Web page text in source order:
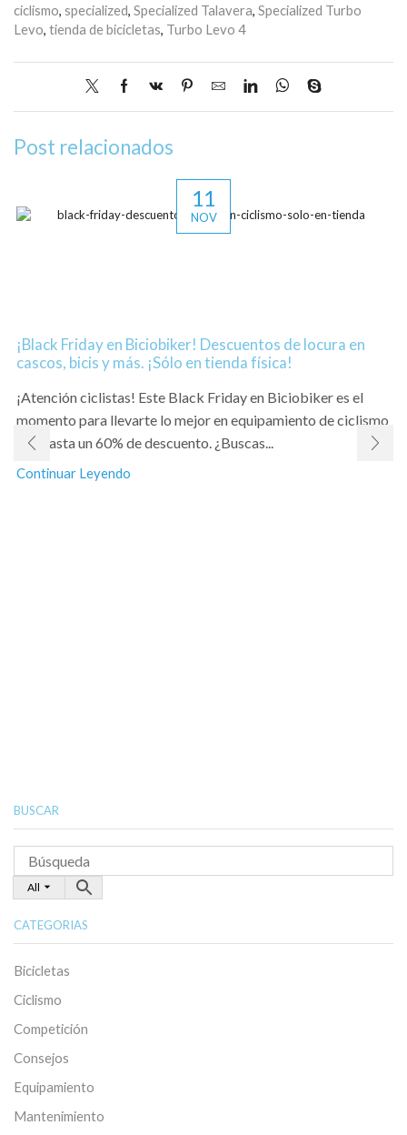
ciclismo, specialized, Specialized Talavera, Specialized Turbo
Levo, tienda de bicicletas, Turbo Levo 4
Post relacionados
11
NOV
¡Black Friday en Biciobiker! Descuentos de locura en
cascos, bicis y más. ¡Sólo en tienda física!
¡Atención ciclistas! Este Black Friday en Biciobiker es el
momento para llevarte lo mejor en equipamiento de ciclismo
con hasta un 60% de descuento. ¿Buscas...
Continuar Leyendo
BUSCAR
All
CATEGORIAS
Bicicletas
Ciclismo
Competición
Consejos
Equipamiento
Mantenimiento